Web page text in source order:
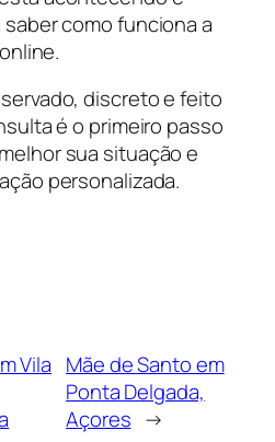
como funciona a
discreto e feito
é o primeiro passo
sua situação e
personalizada.
Vila Mãe de Santo em
Ponta Delgada,
Açores →